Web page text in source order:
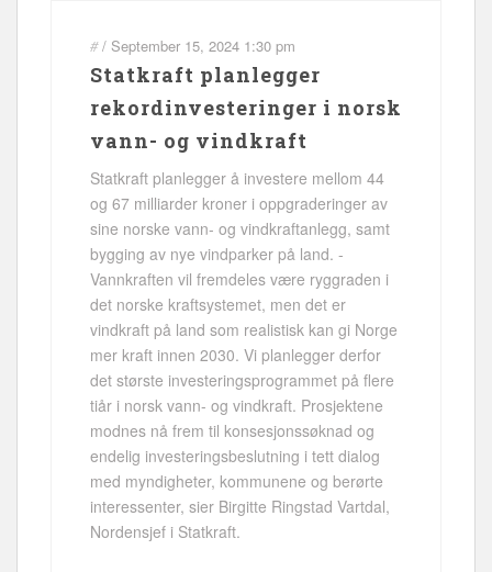
#/ September 15, 2024 1:30 pm
Statkraft planlegger
rekordinvesteringer i norsk
vann- og vindkraft
Statkraft planlegger å investere mellom 44
og 67 milliarder kroner i oppgraderinger av
sine norske vann- og vindkraftanlegg, samt
bygging av nye vindparker på land. -
Vannkraften vil fremdeles være ryggraden i
det norske kraftsystemet, men det er
vindkraft på land som realistisk kan gi Norge
mer kraft innen 2030. Vi planlegger derfor
det største investeringsprogrammet på flere
tiår i norsk vann- og vindkraft. Prosjektene
modnes nå frem til konsesjonssøknad og
endelig investeringsbeslutning i tett dialog
med myndigheter, kommunene og berørte
interessenter, sier Birgitte Ringstad Vartdal,
Nordensjef i Statkraft.